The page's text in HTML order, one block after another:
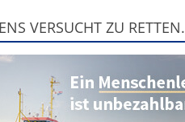
VERSUCHT ZU RETTEN.